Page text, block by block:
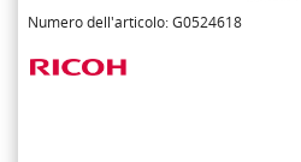
Numero dell'articolo: G0524618